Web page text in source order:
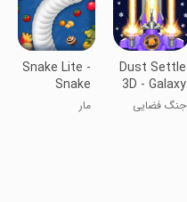
Dust Settle
3D - Galaxy
Attack
جنگ فضایی
Snake Lite -
Snake
Game
مار